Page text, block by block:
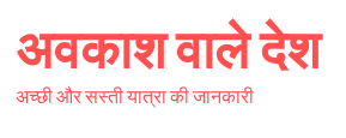
to
content
अवकाश वाले देश
अच्छी और सस्ती यात्रा की जानकारी